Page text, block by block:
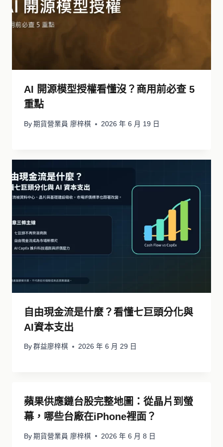
AI 開源模型授權看懂沒？商用前必查 5
重點
By 期貨營業員 廖梓棋 2026 年 6 月 19 日
自由現金流是什麼？看懂七巨頭分化與
AI資本支出
By 群益廖梓棋 2026 年 6 月 29 日
蘋果供應鏈台股完整地圖：從晶片到螢
幕，哪些台廠在iPhone裡面？
By 期貨營業員 廖梓棋 2026 年 6 月 8 日